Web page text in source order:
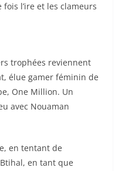
l’ire et les clameurs
trophées reviennent
élue gamer féminin de
One Million. Un
avec Nouaman
en tentant de
en tant que